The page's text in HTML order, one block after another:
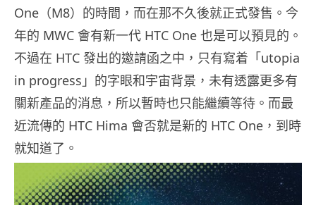
One（M8）的時間，而在那不久後就正式發售。今
年的 MWC 會有新一代 HTC One 也是可以預見的。
不過在 HTC 發出的邀請函之中，只有寫着「utopia
in progress」的字眼和宇宙背景，未有透露更多有
關新產品的消息，所以暫時也只能繼續等待。而最
近流傳的 HTC Hima 會否就是新的 HTC One，到時
就知道了。